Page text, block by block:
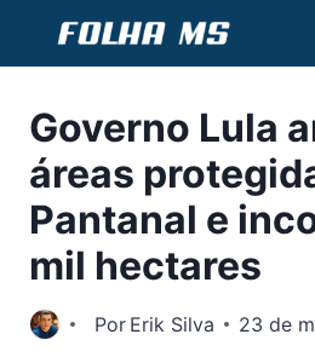
Conteúdo
Governo Lula
áreas
Pantanal e
mil hectares
Por Erik Silva 23 de